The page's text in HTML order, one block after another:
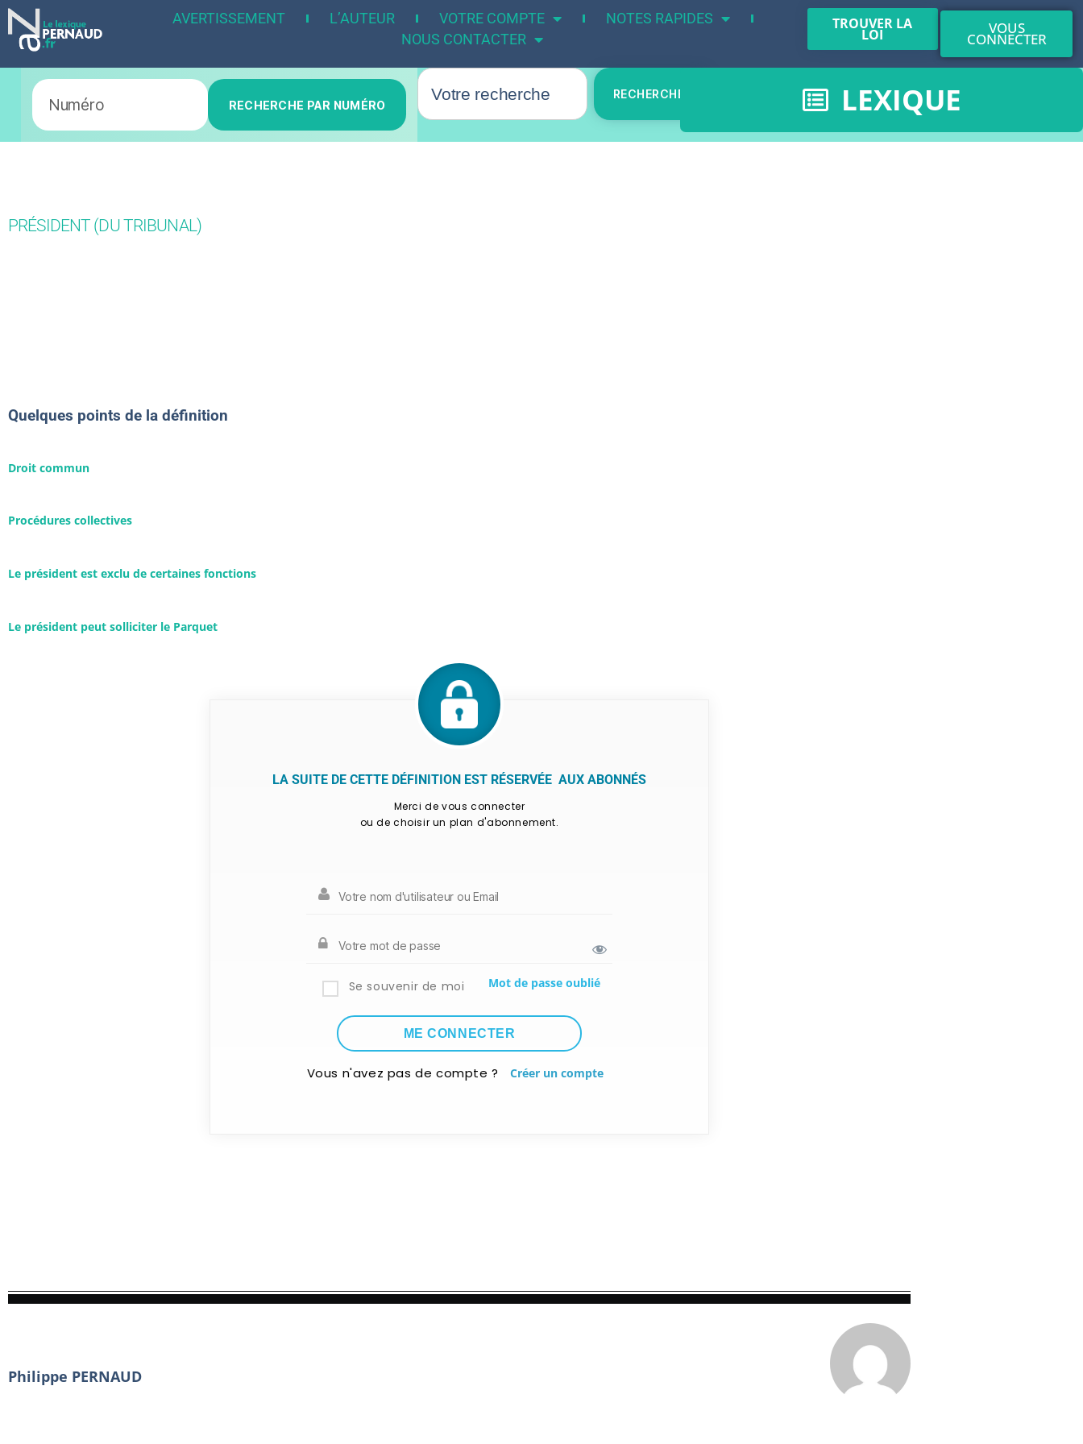
AVERTISSEMENT L’AUTEUR VOTRE COMPTE
NOTES RAPIDES
NOUS CONTACTER
TROUVER LA
LOI VOUS
CONNECTER
RECHERCHE PAR NUMÉRO
RECHERCHER LEXIQUE
PRÉSIDENT (DU TRIBUNAL)
Quelques points de la définition
Droit commun
Procédures collectives
Le président est exclu de certaines fonctions
Le président peut solliciter le Parquet
LA SUITE DE CETTE DÉFINITION EST RÉSERVÉE AUX ABONNÉS
Merci de vous connecter
ou de choisir un plan d'abonnement.
Se souvenir de moi Mot de passe oublié
Vous n'avez pas de compte ? Créer un compte
Philippe PERNAUD